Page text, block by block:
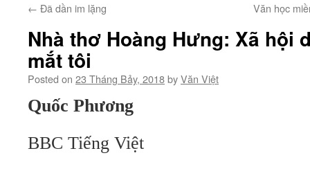
← Đã dần im lặng Văn học
Nhà thơ Hoàng Hưng: Xã hội
mắt tôi
Posted on 23 Tháng Bảy, 2018byVăn Việt
Quốc Phương
BBC Tiếng Việt